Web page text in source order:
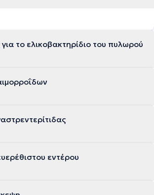
το ελικοβακτηρίδιο του πυλωρού
εντέρου